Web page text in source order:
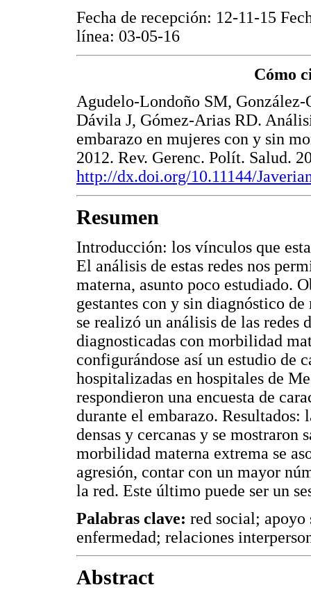
Fecha de recepción: 12-11-15
línea: 03-05-16
Cómo
Agudelo-Londoño SM,
Dávila J, Gómez-Arias RD.
embarazo en mujeres con y sin
2012. Rev. Gerenc. Polít. Salud.
http://dx.doi.org/10.11144/
Resumen
Introducción: los vínculos que
El análisis de estas redes nos
materna, asunto poco estudiado.
gestantes con y sin diagnóstico
se realizó un análisis de las redes
diagnosticadas con morbilidad
configurándose así un estudio de
hospitalizadas en hospitales de
respondieron una encuesta de
durante el embarazo. Resultados:
densas y cercanas y se
morbilidad materna extrema se
agresión, contar con un mayor
la red. Este último puede ser un
Palabras clave: red social; apoyo
enfermedad; relaciones
Abstract